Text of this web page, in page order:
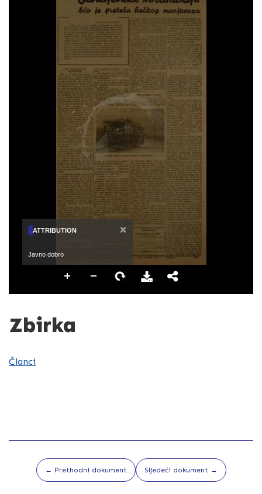
Zbirka
Članci
ATTRIBUTION ×
Javno dobro
← Prethodni dokument Sljedeći dokument →